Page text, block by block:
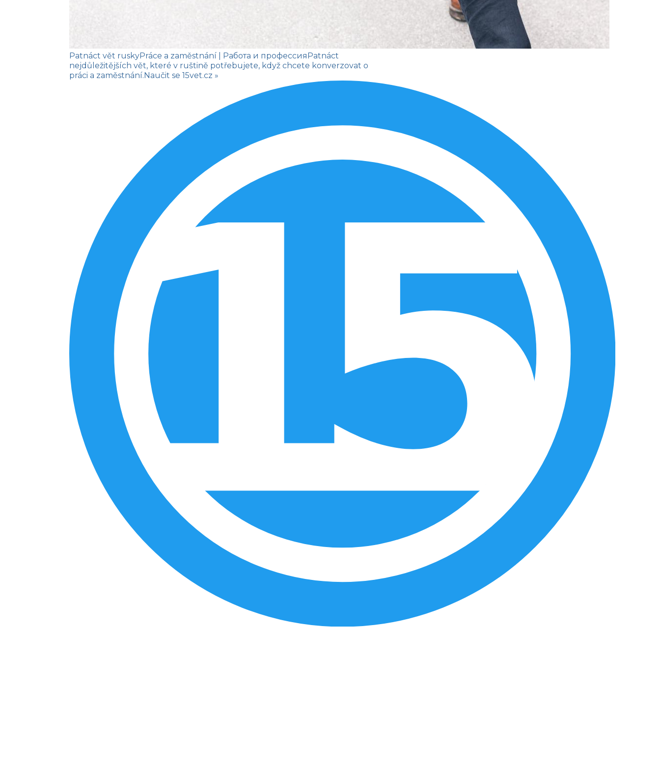
Patnáct vět ruskyPráce a zaměstnání | Работа и профессияPatnáct
nejdůležitějších vět, které v ruštině potřebujete, když chcete konverzovat o
práci a zaměstnání.Naučit se 15vet.cz »